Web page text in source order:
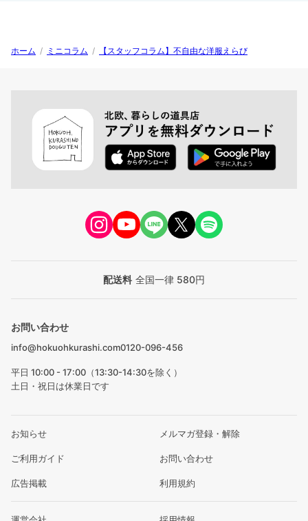
ホーム / ミニコラム / 【スタッフコラム】不自由な洋服えらび
配送料 全国一律 580円
お問い合わせ
info@hokuohkurashi.com0120-096-456
平日 10:00 - 17:00（13:30-14:30を除く）
土日・祝日は休業日です
お知らせ メルマガ登録・解除
ご利用ガイド お問い合わせ
広告掲載 利用規約